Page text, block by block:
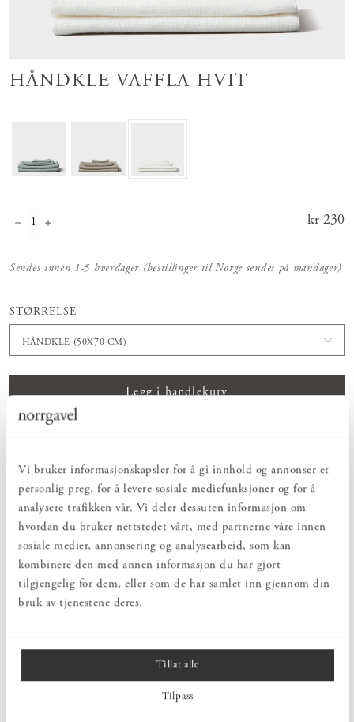
Vi bruker informasjonskapsler for å gi innhold og annonser et
personlig preg, for å levere sosiale mediefunksjoner og for å
analysere trafikken vår. Vi deler dessuten informasjon om
hvordan du bruker nettstedet vårt, med partnerne våre innen
sosiale medier, annonsering og analysearbeid, som kan
kombinere den med annen informasjon du har gjort
tilgjengelig for dem, eller som de har samlet inn gjennom din
bruk av tjenestene deres.
Tillat alle
Tilpass
HÅNDKLE VAFFLA HVIT
Pris:
kr 230
Sendes innen 1-5 hverdager (bestillinger til Norge sendes på mandager)
STØRRELSE
HÅNDKLE (50X70 CM)
Legg i handlekurv
Vis prishistorikk
ENKELT & DEILIG
Hos oss finner du et kuratert utvalg av innredning som gjør hverdagen både
enkel og vakker.
NATURLIG & BÆREKRAFTIG
Bruks- og innredningsdetaljer som konsekvent er laget av bærekraftige
naturmaterialer.
PRODUKTBESKRIVELSE
behagelig håndkle. Lin har en fantastisk oppsugningsevne og tørker
raskt. Derfor egner materialet seg veldig godt til håndklær.
Håndkleet blir dessuten garantert en favoritt på reisen takket være